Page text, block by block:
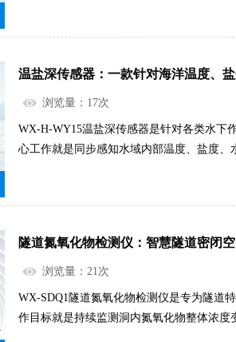
无需手动记录、无需频繁校准调试，可自
辐射数据，彻底改变了以往间接推算、经验
农林气象服务拥有扎实可靠的数据支撑。.....
温盐深传感器：一款针对海洋温度、
浏览量：17次
WX-H-WY15温盐深传感器是针对各类水下
心工作就是同步感知水域内部温度、盐度
无法分辨的水下环境变化转化为直观可查
程，日夜不间断记录水体环境的细微波动。
率低下等问题，让水域深层环境实现全天
录，做到数据可追溯、变化可追踪。.....
隧道氮氧化物检测仪：智慧隧道密闭
浏览量：21次
WX-SDQ1隧道氮氧化物检测仪是专为隧道
作目标就是持续监测洞内氮氧化物整体浓